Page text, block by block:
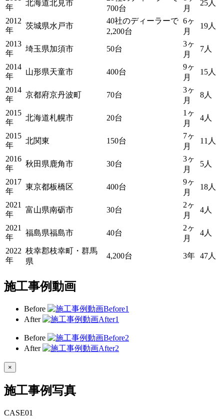
年
北海道北見市
700台
月
25人
2012
年
茨城県水戸市
40社のディーラーで
2,200台
6ヶ
月
19人
2013
年
埼玉県加須市 50台
3ヶ
月
7人
2014
年
山形県天童市 400台
9ヶ
月
15人
2014
年
京都府京丹波町 70台
3ヶ
月
8人
2015
年
北海道札幌市 20台
1ヶ
月
4人
2015
年
北関東 150台
7ヶ
月
11人
2016
年
秋田県鹿角市 30台
3ヶ
月
5人
2017
年
東京都板橋区 400台
9ヶ
月
18人
2021
年
富山県南砺市 30台
2ヶ
月
4人
2021
年
福島県福島市 40台
2ヶ
月
4人
2022
年
枝幸郡枝幸町・群馬
県
4,200台 3年 47人
施工事例動画
Before
After
Before
After
×
施工事例写真
CASE01